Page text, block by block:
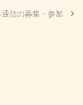
信の募集・参加